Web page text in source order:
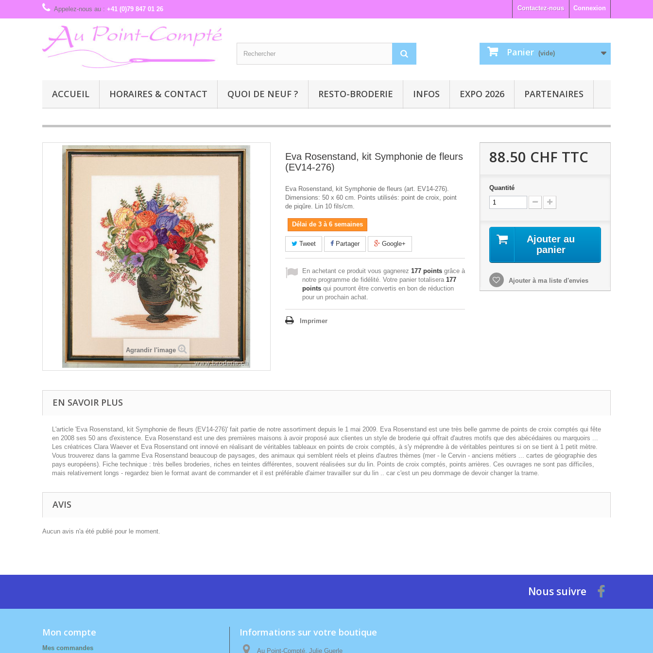
Connexion
Contactez-nous
Appelez-nous au : +41 (0)79 847 01 26
Panier (vide)
ACCUEIL HORAIRES & CONTACT QUOI DE NEUF ? RESTO-BRODERIE INFOS EXPO 2026 PARTENAIRES
Agrandir l'image
Eva Rosenstand, kit Symphonie de fleurs
(EV14-276)
Eva Rosenstand, kit Symphonie de fleurs (art. EV14-276).
Dimensions: 50 x 60 cm. Points utilisés: point de croix, point
de piqûre. Lin 10 fils/cm.
Délai de 3 à 6 semaines
Tweet Partager Google+
En achetant ce produit vous gagnerez 177 points grâce à
notre programme de fidélité. Votre panier totalisera 177
points qui pourront être convertis en bon de réduction
pour un prochain achat.
Imprimer
88.50 CHF TTC
Quantité
Ajouter au
panier
Ajouter à ma liste d'envies
EN SAVOIR PLUS
L'article 'Eva Rosenstand, kit Symphonie de fleurs (EV14-276)' fait partie de notre assortiment depuis le 1 mai 2009. Eva Rosenstand est une très belle gamme de points de croix comptés qui fête
en 2008 ses 50 ans d'existence. Eva Rosenstand est une des premières maisons à avoir proposé aux clientes un style de broderie qui offrait d'autres motifs que des abécédaires ou marquoirs ...
Les créatrices Clara Waever et Eva Rosenstand ont innové en réalisant de véritables tableaux en points de croix comptés, à s'y méprendre à de véritables peintures si on se tient à 1 petit mètre.
Vous trouverez dans la gamme Eva Rosenstand beaucoup de paysages, des animaux qui semblent réels et pleins d'autres thèmes (mer - le Cervin - anciens métiers ... cartes de géographie des
pays européens). Fiche technique : très belles broderies, riches en teintes différentes, souvent réalisées sur du lin. Points de croix comptés, points arrières. Ces ouvrages ne sont pas difficiles,
mais relativement longs - regardez bien le format avant de commander et il est préférable d'aimer travailler sur du lin .. car c'est un peu dommage de devoir changer la trame.
AVIS
Aucun avis n'a été publié pour le moment.
Nous suivre
Mon compte
Mes commandes
Informations sur votre boutique
Au Point-Compté, Julie Guerle